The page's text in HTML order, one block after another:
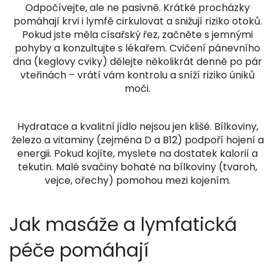
Odpočívejte, ale ne pasivně. Krátké procházky
pomáhají krvi i lymfě cirkulovat a snižují riziko otoků.
Pokud jste měla císařský řez, začněte s jemnými
pohyby a konzultujte s lékařem. Cvičení pánevního
dna (keglovy cviky) dělejte několikrát denně po pár
vteřinách – vrátí vám kontrolu a sníží riziko úniků
moči.
Hydratace a kvalitní jídlo nejsou jen klišé. Bílkoviny,
železo a vitaminy (zejména D a B12) podpoří hojení a
energii. Pokud kojíte, myslete na dostatek kalorií a
tekutin. Malé svačiny bohaté na bílkoviny (tvaroh,
vejce, ořechy) pomohou mezi kojením.
Jak masáže a lymfatická
péče pomáhají